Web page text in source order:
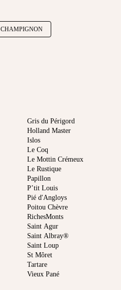
CHAMPIGNON
Gris du Périgord
Holland Master
Islos
Le Coq
Le Mottin Crémeux
Le Rustique
Papillon
P’tit Louis
Pié d'Angloys
Poitou Chèvre
RichesMonts
Saint Agur
Saint Albray®
Saint Loup
St Môret
Tartare
Vieux Pané